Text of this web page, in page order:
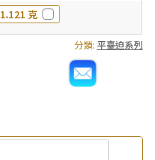
1.121 克
分類: 平臺迫系列